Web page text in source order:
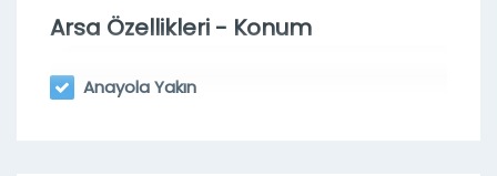
Arsa Özellikleri - Konum
Anayola Yakın